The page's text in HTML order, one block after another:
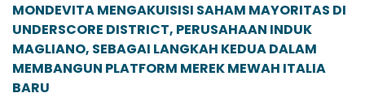
MONDEVITA MENGAKUISISI SAHAM MAYORITAS DI
UNDERSCORE DISTRICT, PERUSAHAAN INDUK
MAGLIANO, SEBAGAI LANGKAH KEDUA DALAM
MEMBANGUN PLATFORM MEREK MEWAH ITALIA
BARU